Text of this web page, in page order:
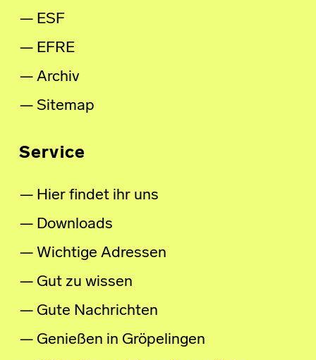
ESF
EFRE
Archiv
Sitemap
Service
Hier findet ihr uns
Downloads
Wichtige Adressen
Gut zu wissen
Gute Nachrichten
Genießen in Gröpelingen